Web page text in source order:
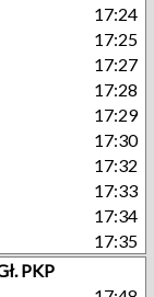
17:24
17:25
17:27
17:28
17:29
17:30
17:32
17:33
17:34
17:35
PKP